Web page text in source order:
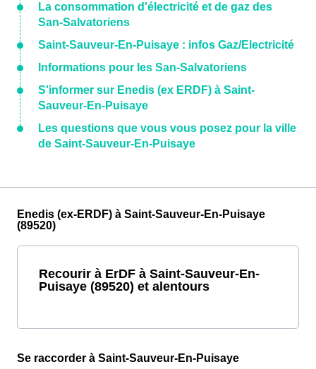
La consommation d'électricité et de gaz des
San-Salvatoriens
Saint-Sauveur-En-Puisaye : infos Gaz/Electricité
Informations pour les San-Salvatoriens
S'informer sur Enedis (ex ERDF) à Saint-
Sauveur-En-Puisaye
Les questions que vous vous posez pour la ville
de Saint-Sauveur-En-Puisaye
Enedis (ex-ERDF) à Saint-Sauveur-En-Puisaye
(89520)
Recourir à ErDF à Saint-Sauveur-En-
Puisaye (89520) et alentours
Se raccorder à Saint-Sauveur-En-Puisaye